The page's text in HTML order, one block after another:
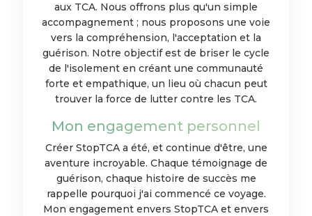
aux TCA. Nous offrons plus qu'un simple
accompagnement ; nous proposons une voie
vers la compréhension, l'acceptation et la
guérison. Notre objectif est de briser le cycle
de l'isolement en créant une communauté
forte et empathique, un lieu où chacun peut
trouver la force de lutter contre les TCA.
Mon engagement personnel
Créer StopTCA a été, et continue d'être, une
aventure incroyable. Chaque témoignage de
guérison, chaque histoire de succès me
rappelle pourquoi j'ai commencé ce voyage.
Mon engagement envers StopTCA et envers